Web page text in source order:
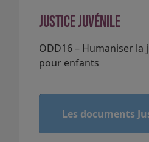
Justice juvénile
ODD16 – Humaniser la
pour enfants
Les documents